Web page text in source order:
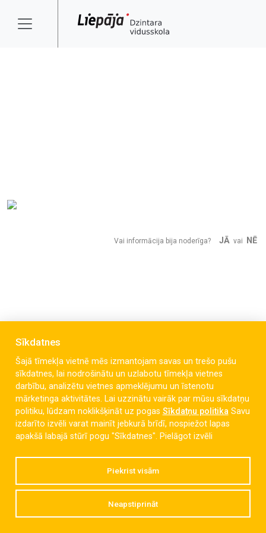
Vai informācija bija noderīga? JĀ vai NĒ
Celmu iela 6, Liepāja, LV-3405
dzintaravsk@liepaja.edu.lv
Sīkdatnes
Šajā tīmekļa vietnē mēs izmantojam savas un trešo pušu
sīkdatnes, lai nodrošinātu un uzlabotu tīmekļa vietnes
darbību, analizētu vietnes apmeklējumu un īstenotu
mārketinga aktivitātes. Lai uzzinātu vairāk par mūsu sīkdatņu
politiku, lūdzam noklikšķināt uz pogas Sīkdatņu politikaSavu
izdarīto izvēli varat mainīt jebkurā brīdī, nospiežot lapas
apakšā labajā stūrī pogu "Sīkdatnes". Pielāgot izvēli
Piekrist visām
Neapstiprināt